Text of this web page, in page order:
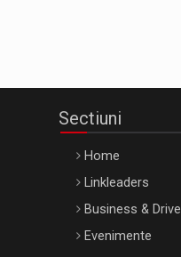
Sectiuni
Home
Linkleaders
Business & Drive
Evenimente